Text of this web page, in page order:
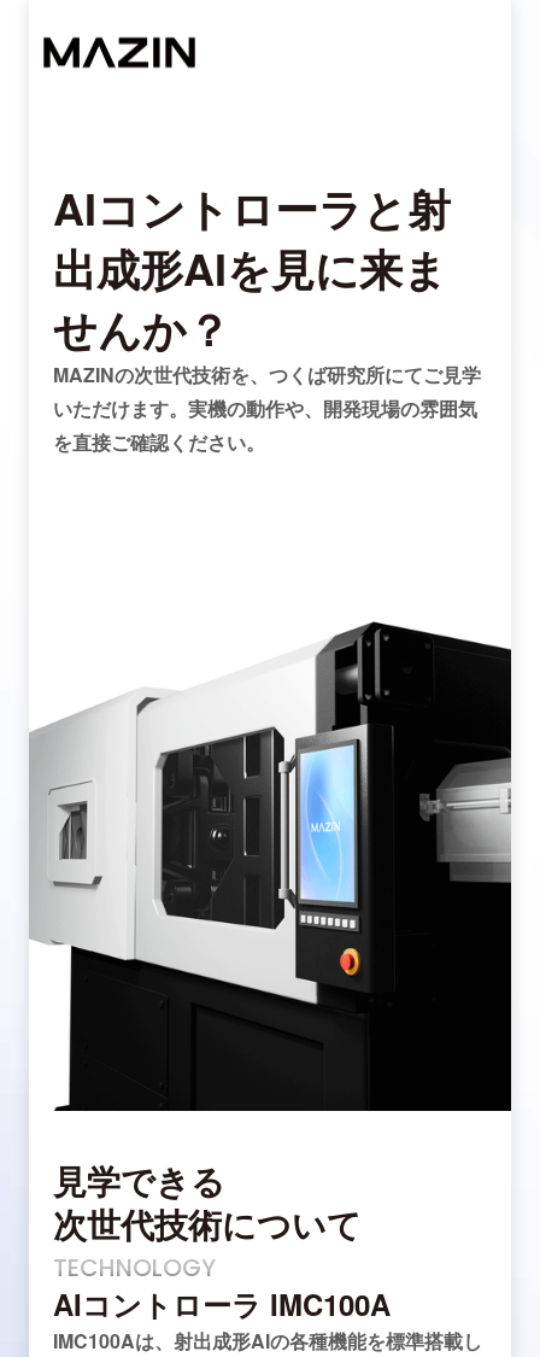
AIコントローラと射
出成形AIを見に来ま
せんか？
MAZINの次世代技術を、つくば研究所にてご見学
いただけます。実機の動作や、開発現場の雰囲気
を直接ご確認ください。
見学できる
次世代技術について
TECHNOLOGY
AIコントローラ IMC100A
IMC100Aは、射出成形AIの各種機能を標準搭載し